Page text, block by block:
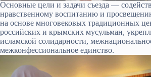
Основные цели и задачи съезда —
нравственному воспитанию и
на основе многовековых традиционных
российских и крымских мусульман,
исламской солидарности,
межконфессиональное единство.